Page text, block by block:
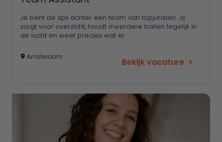
Je bent de spil achter een team van topjuristen. Jij
zorgt voor overzicht, houdt meerdere ballen tegelijk in
de lucht en weet precies wat er …
Amsterdam Bekijk vacature